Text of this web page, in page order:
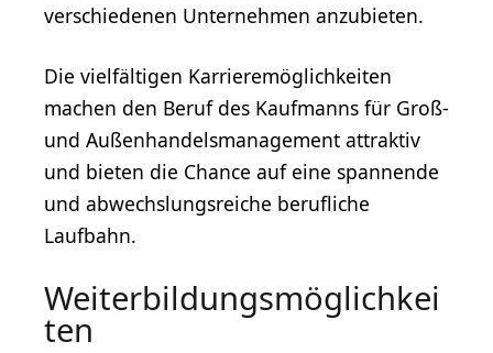
verschiedenen Unternehmen anzubieten.
Die vielfältigen Karrieremöglichkeiten
machen den Beruf des Kaufmanns für Groß-
und Außenhandelsmanagement attraktiv
und bieten die Chance auf eine spannende
und abwechslungsreiche berufliche
Laufbahn.
Weiterbildungsmöglichkei
ten